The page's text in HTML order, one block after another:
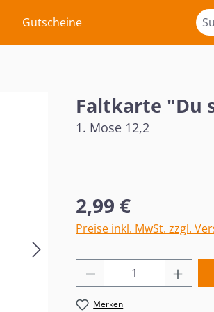
Gutscheine
Faltkarte "Du
1. Mose 12,2
Regulärer Preis:
2,99 €
Preise inkl. MwSt. zzgl.
Produkt Anzahl:
Merken